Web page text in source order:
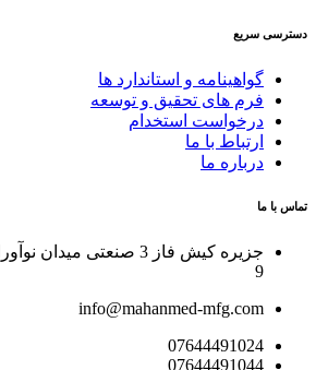
دسترسی سریع
گواهینامه و استاندارد ها
فرم های تحقیق و توسعه
درخواست استخدام
ارتباط با ما
درباره ما
تماس با ما
جزیره کیش فاز 3 صنعتی
9
info@mahanmed-mfg.com
07644491024
07644491044